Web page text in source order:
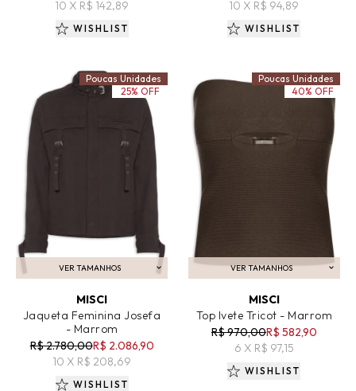
10 X R$ 142,89
WISHLIST
10 X R$ 94,89
WISHLIST
VER TAMANHOS
ADICIONAR AO CARRINHO
MISCI
Jaqueta Feminina Josefa
- Marrom
R$ 2.780,00R$ 2.086,90
10 X R$ 208,69
Poucas Unidades
25% OFF
WISHLIST
VER TAMANHOS
ADICIONAR AO CARRINHO
MISCI
Top Ivete Tricot - Marrom
R$ 970,00R$ 582,90
6 X R$ 97,15
Poucas Unidades
40% OFF
WISHLIST